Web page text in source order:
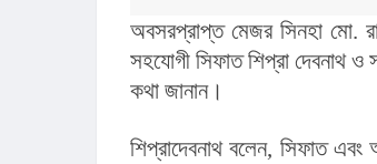
অবসরপ্রাপ্ত মেজর সিনহা মো.
সহযোগী সিফাত শিপ্রা দেবনাথ
কথা জানান।
শিপ্রাদেবনাথ বলেন, সিফাত